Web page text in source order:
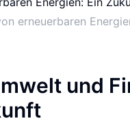
erneuerbaren
und